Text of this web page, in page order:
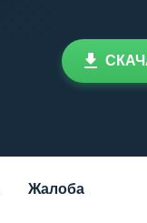
Жалоба